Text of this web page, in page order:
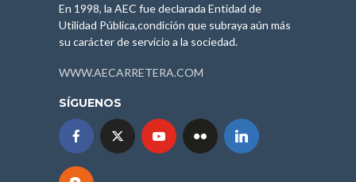
En 1998, la AEC fue declarada Entidad de
Utilidad Pública,condición que subraya aún más
su carácter de servicio a la sociedad.
WWW.AECARRETERA.COM
SÍGUENOS